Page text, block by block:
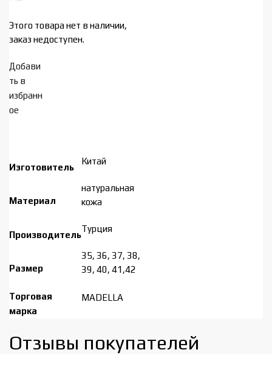
Этого товара нет в наличии,
заказ недоступен.
Добави
ть в
избранн
ое
Изготовитель
Китай
Материал
натуральная
кожа
Производитель
Турция
Размер
35, 36, 37, 38,
39, 40, 41,42
Торговая
марка
MADELLA
Отзывы покупателей​